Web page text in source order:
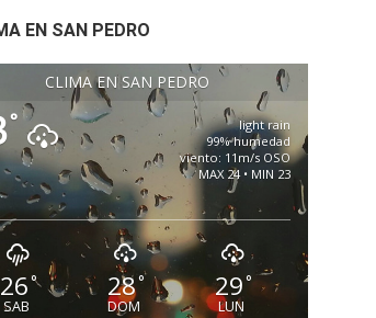
EN SAN PEDRO
CLIMA EN SAN PEDRO
°
light rain
99% humedad
viento: 11m/s OSO
MAX 24 • MIN 23
26°
SAB
28°
DOM
29°
LUN